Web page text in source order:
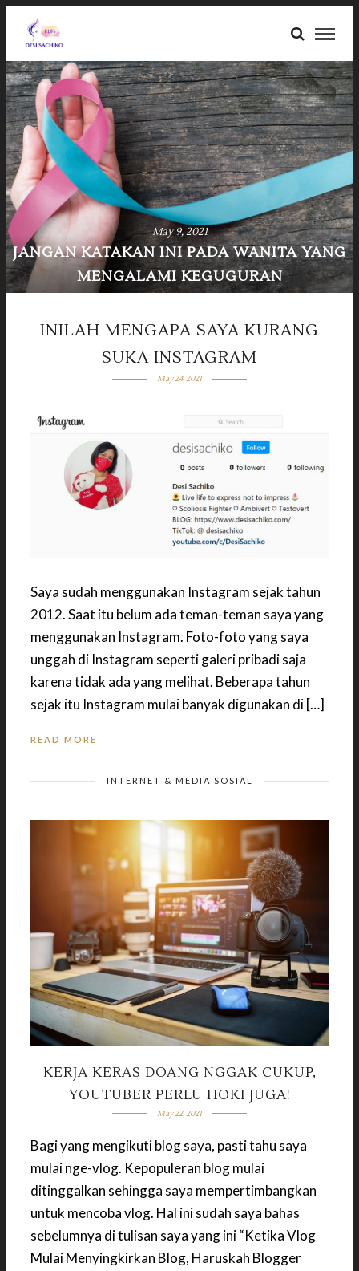
October 25, 2020
MENGAPA KULIT GELAP LEBIH MENARIK DI
MATA BULE?
INILAH MENGAPA SAYA KURANG
SUKA INSTAGRAM
May 24, 2021
Saya sudah menggunakan Instagram sejak tahun
2012. Saat itu belum ada teman-teman saya yang
menggunakan Instagram. Foto-foto yang saya
unggah di Instagram seperti galeri pribadi saja
karena tidak ada yang melihat. Beberapa tahun
sejak itu Instagram mulai banyak digunakan di […]
READ MORE
INTERNET & MEDIA SOSIAL
KERJA KERAS DOANG NGGAK CUKUP,
YOUTUBER PERLU HOKI JUGA!
May 22, 2021
Bagi yang mengikuti blog saya, pasti tahu saya
mulai nge-vlog. Kepopuleran blog mulai
ditinggalkan sehingga saya mempertimbangkan
untuk mencoba vlog. Hal ini sudah saya bahas
sebelumnya di tulisan saya yang ini “Ketika Vlog
Mulai Menyingkirkan Blog, Haruskah Blogger